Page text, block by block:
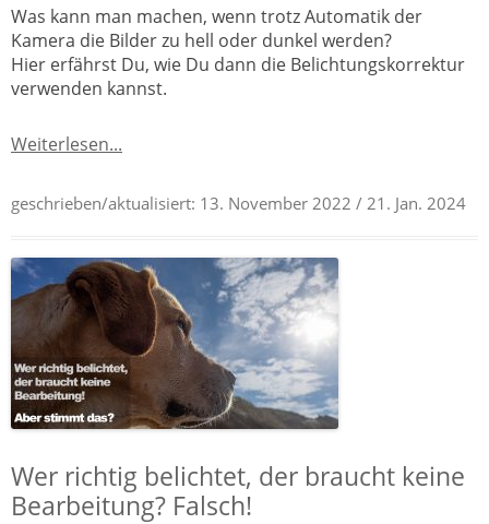
Was kann man machen, wenn trotz Automatik der
Kamera die Bilder zu hell oder dunkel werden?
Hier erfährst Du, wie Du dann die Belichtungskorrektur
verwenden kannst.
Weiterlesen...
geschrieben/aktualisiert: 13. November 2022 / 21. Jan. 2024
Wer richtig belichtet, der braucht keine
Bearbeitung? Falsch!